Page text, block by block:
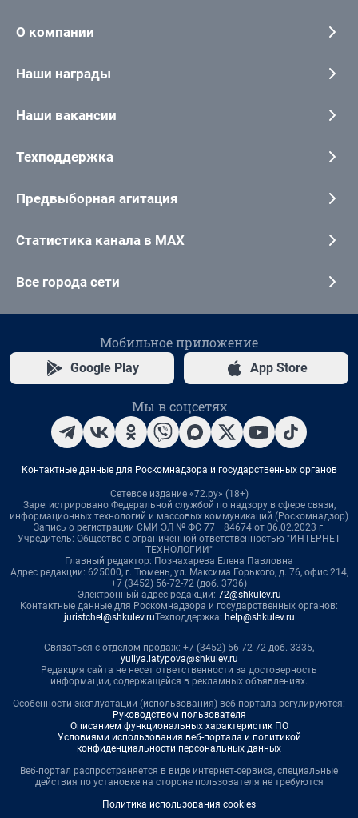
О компании
Наши награды
Наши вакансии
Техподдержка
Предвыборная агитация
Статистика канала в MAX
Все города сети
Мобильное приложение
Google Play App Store
Мы в соцсетях
Контактные данные для Роскомнадзора и государственных органов
Сетевое издание «72.ру» (18+)
Зарегистрировано Федеральной службой по надзору в сфере связи,
информационных технологий и массовых коммуникаций (Роскомнадзор)
Запись о регистрации СМИ ЭЛ № ФС 77– 84674 от 06.02.2023 г.
Учредитель: Общество с ограниченной ответственностью "ИНТЕРНЕТ
ТЕХНОЛОГИИ"
Главный редактор: Познахарева Елена Павловна
Адрес редакции: 625000, г. Тюмень, ул. Максима Горького, д. 76, офис 214,
+7 (3452) 56-72-72 (доб. 3736)
Электронный адрес редакции: 72@shkulev.ru
Контактные данные для Роскомнадзора и государственных органов:
juristchel@shkulev.ruТехподдержка: help@shkulev.ru
Связаться с отделом продаж: +7 (3452) 56-72-72 доб. 3335,
yuliya.latypova@shkulev.ru
Редакция сайта не несет ответственности за достоверность
информации, содержащейся в рекламных объявлениях.
Особенности эксплуатации (использования) веб-портала регулируются:
Руководством пользователя
Описанием функциональных характеристик ПО
Условиями использования веб-портала и политикой
конфиденциальности персональных данных
Веб-портал распространяется в виде интернет-сервиса, специальные
действия по установке на стороне пользователя не требуются
Политика использования cookies